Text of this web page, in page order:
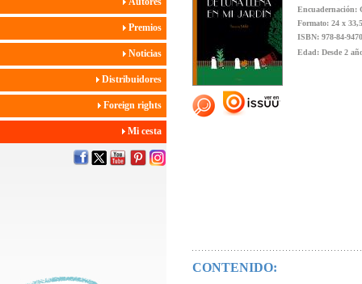
Premios
Noticias
Distribuidores
Foreign rights
Mi cesta
Encuadernación:
Formato: 24 x
ISBN: 978-84-
Edad: Desde 2
CONTENIDO: